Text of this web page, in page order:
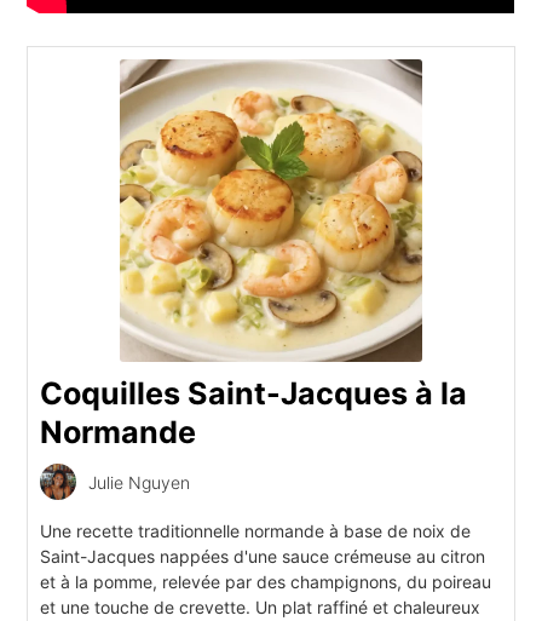
Coquilles Saint-Jacques à la
Normande
Julie Nguyen
Une recette traditionnelle normande à base de noix de
Saint-Jacques nappées d'une sauce crémeuse au citron
et à la pomme, relevée par des champignons, du poireau
et une touche de crevette. Un plat raffiné et chaleureux